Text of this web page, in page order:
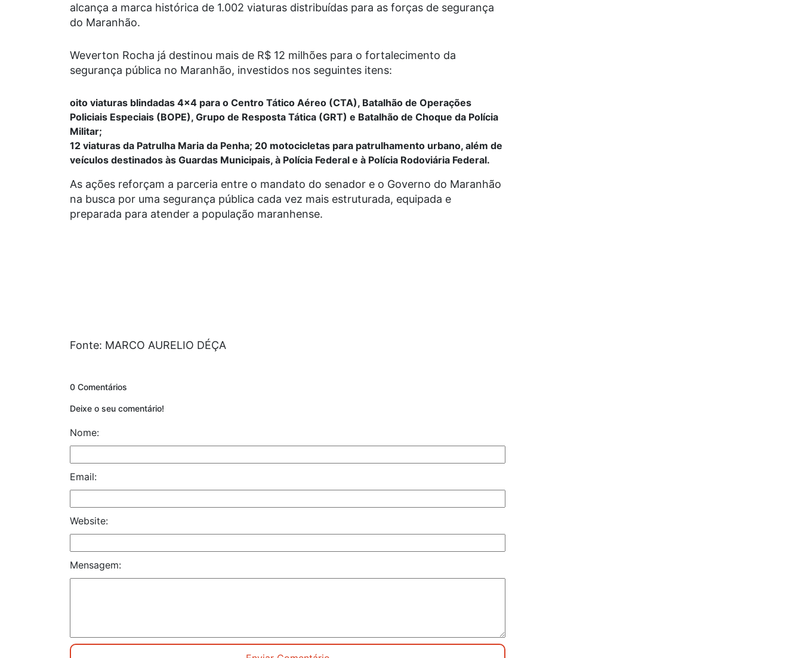
alcança a marca histórica de 1.002 viaturas distribuídas para as forças de segurança
do Maranhão.
Weverton Rocha já destinou mais de R$ 12 milhões para o fortalecimento da
segurança pública no Maranhão, investidos nos seguintes itens:
oito viaturas blindadas 4×4 para o Centro Tático Aéreo (CTA), Batalhão de Operações
Policiais Especiais (BOPE), Grupo de Resposta Tática (GRT) e Batalhão de Choque da Polícia
Militar;
12 viaturas da Patrulha Maria da Penha; 20 motocicletas para patrulhamento urbano, além de
veículos destinados às Guardas Municipais, à Polícia Federal e à Polícia Rodoviária Federal.
As ações reforçam a parceria entre o mandato do senador e o Governo do Maranhão
na busca por uma segurança pública cada vez mais estruturada, equipada e
preparada para atender a população maranhense.
Fonte: MARCO AURELIO DÉÇA
0 Comentários
Deixe o seu comentário!
Nome:
Email:
Website:
Mensagem: